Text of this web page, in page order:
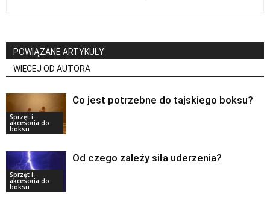
POWIĄZANE ARTYKUŁY
WIĘCEJ OD AUTORA
Sprzęt i
akcesoria do
boksu
Co jest potrzebne do tajskiego boksu?
Sprzęt i
akcesoria do
boksu
Od czego zależy siła uderzenia?